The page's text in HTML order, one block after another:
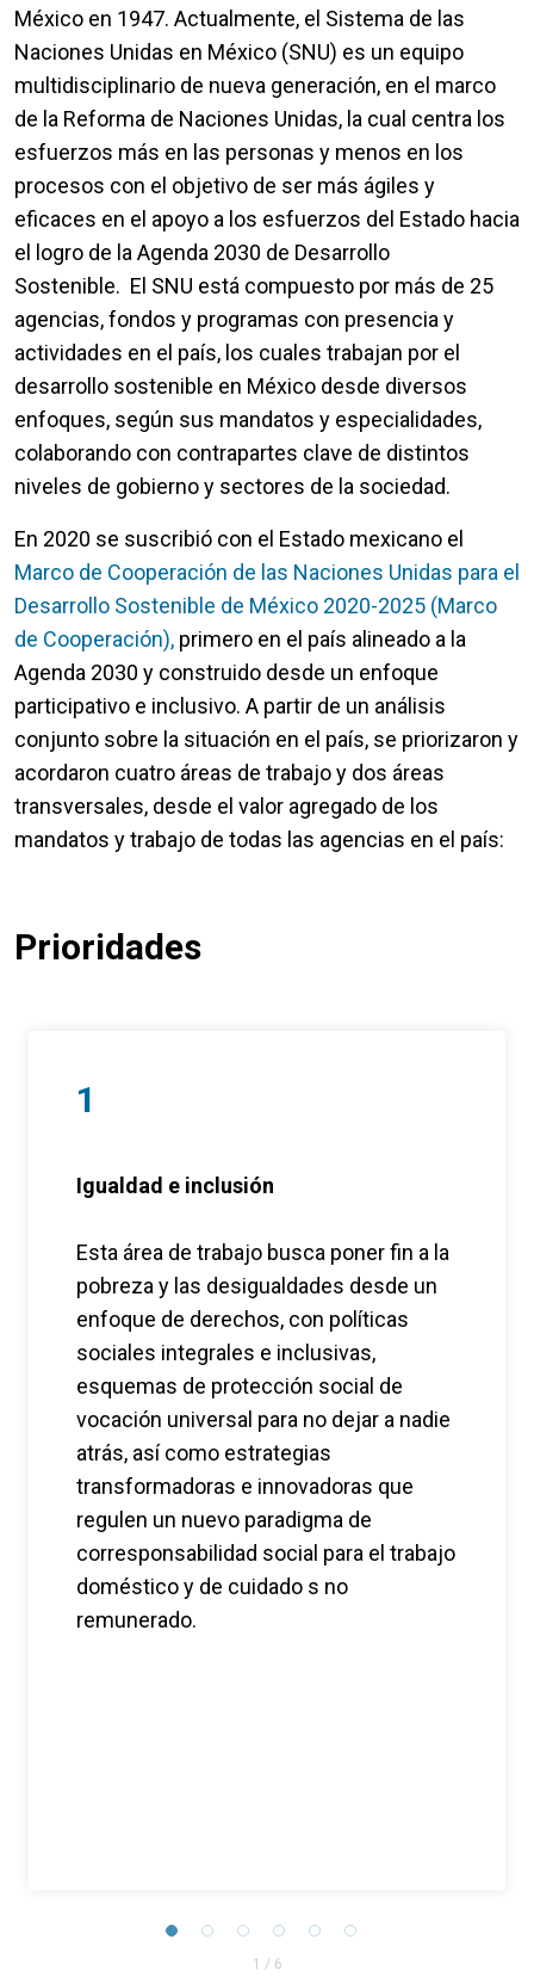
México en 1947. Actualmente, el Sistema de las
Naciones Unidas en México (SNU) es un equipo
multidisciplinario de nueva generación, en el marco
de la Reforma de Naciones Unidas, la cual centra los
esfuerzos más en las personas y menos en los
procesos con el objetivo de ser más ágiles y
eficaces en el apoyo a los esfuerzos del Estado hacia
el logro de la Agenda 2030 de Desarrollo
Sostenible. El SNU está compuesto por más de 25
agencias, fondos y programas con presencia y
actividades en el país, los cuales trabajan por el
desarrollo sostenible en México desde diversos
enfoques, según sus mandatos y especialidades,
colaborando con contrapartes clave de distintos
niveles de gobierno y sectores de la sociedad.
En 2020 se suscribió con el Estado mexicano el
Marco de Cooperación de las Naciones Unidas para el
Desarrollo Sostenible de México 2020-2025 (Marco
de Cooperación), primero en el país alineado a la
Agenda 2030 y construido desde un enfoque
participativo e inclusivo. A partir de un análisis
conjunto sobre la situación en el país, se priorizaron y
acordaron cuatro áreas de trabajo y dos áreas
transversales, desde el valor agregado de los
mandatos y trabajo de todas las agencias en el país:
Prioridades
1
Igualdad e inclusión
Esta área de trabajo busca poner fin a la
pobreza y las desigualdades desde un
enfoque de derechos, con políticas
sociales integrales e inclusivas,
esquemas de protección social de
vocación universal para no dejar a nadie
atrás, así como estrategias
transformadoras e innovadoras que
regulen un nuevo paradigma de
corresponsabilidad social para el trabajo
doméstico y de cuidado s no
remunerado.
1 / 6